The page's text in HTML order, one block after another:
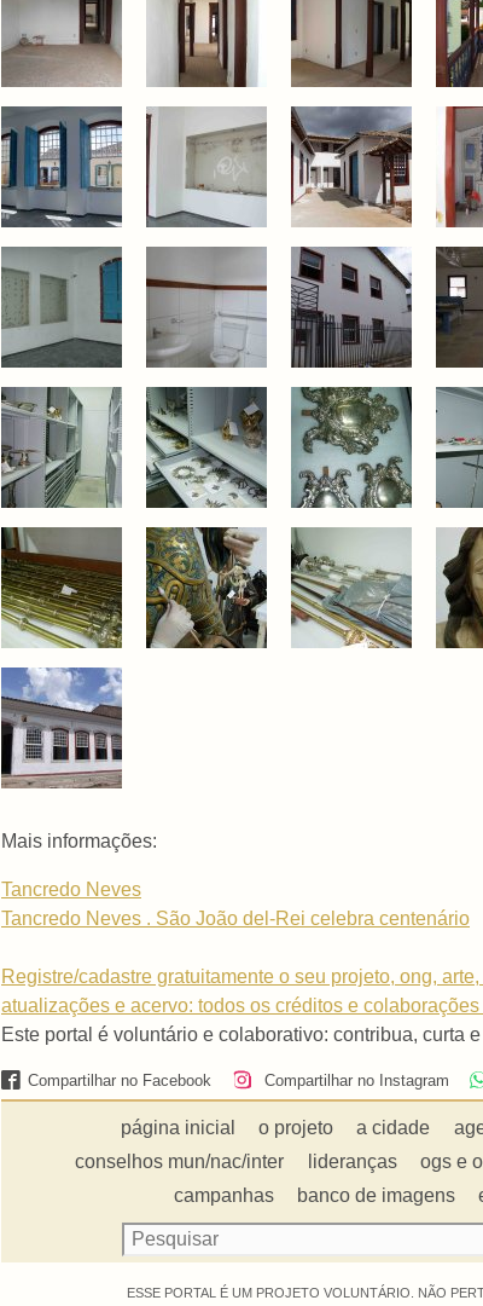
Mais informações:
Tancredo Neves
Tancredo Neves . São João del-Rei celebra centenário
Registre/cadastre gratuitamente o seu projeto, ong,
atualizações e acervo: todos os créditos e
Este portal é voluntário e colaborativo: contribua, curta
Compartilhar no Facebook Compartilhar no Instagram
página inicial o projeto a cidade
conselhos mun/nac/inter
lideranças ogs e
campanhas
banco de imagens
ESSE PORTAL É UM PROJETO VOLUNTÁRIO. NÃO